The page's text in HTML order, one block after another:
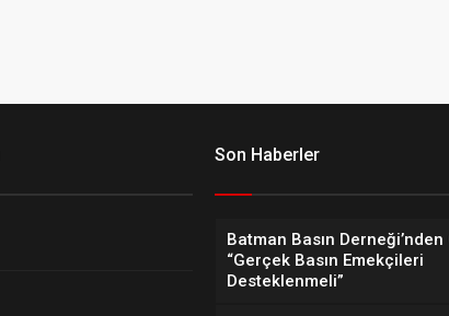
Son Haberler
Batman Basın Derneği’nden
“Gerçek Basın Emekçileri
Desteklenmeli”